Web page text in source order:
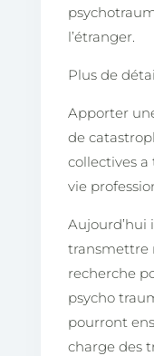
l’étranger.
Plus de
Apporter
de
collectives
vie
Aujourd’hui
transmettre
recherche
psycho
pourront
charge des